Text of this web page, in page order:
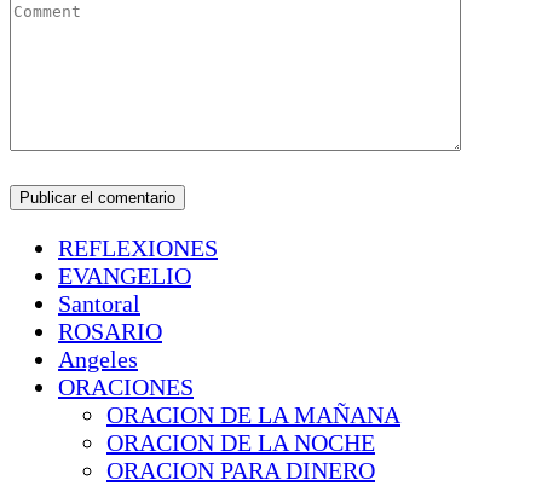
REFLEXIONES
EVANGELIO
Santoral
ROSARIO
Angeles
ORACIONES
ORACION DE LA MAÑANA
ORACION DE LA NOCHE
ORACION PARA DINERO